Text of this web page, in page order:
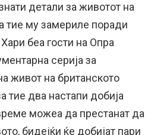
детали за животот на
тие му замериле поради
беа гости на Опра
серија за
живот на британското
тие два настапи добија
можеа да престанат да
бидејќи ќе добијат пари